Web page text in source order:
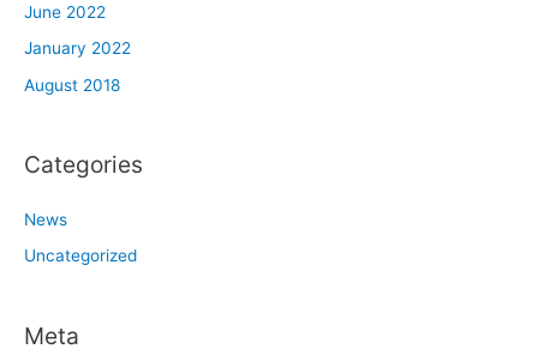
June 2022
January 2022
August 2018
Categories
News
Uncategorized
Meta